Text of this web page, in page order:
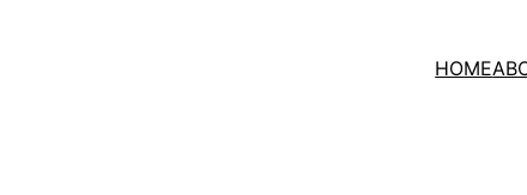
HOME